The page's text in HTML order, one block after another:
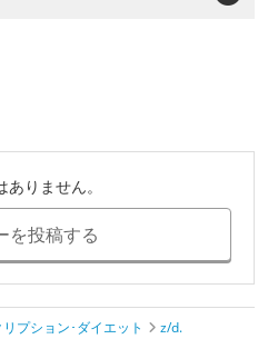
りません。
を投稿する
プション･ダイエット
z/d.